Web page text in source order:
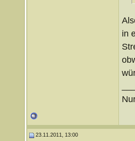
in
23.11.2011, 13:00